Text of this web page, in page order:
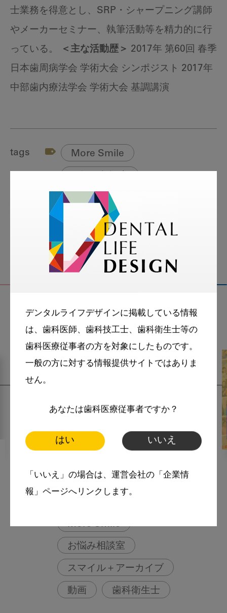
デンタルライフデザインに掲載している情報
は、歯科医師、歯科技工士、歯科衛生士等の
歯科医療従事者の方を対象にしたものです。
一般の方に対する情報提供サイトではありま
せん。
あなたは歯科医療従事者ですか？
はい いいえ
「いいえ」の場合は、運営会社の「企業情
報」ページへリンクします。
士業務を得意とし、SRP・シャープニング講師
やメーカーセミナー、執筆活動等を精力的に行
っている。
＜主な活動歴＞ 2017年 第60回 春季
日本歯周病学会 学術大会 シンポジスト 2017年
中部歯内療法学会 学術大会 基調講演
tags More Smile
スマイル＋アーカイブ
歯科衛生士
口腔内規格写真の撮影ポイン
ト シリーズ総集編
More Smile
お悩み相談室
スマイル＋アーカイブ
動画 歯科衛生士